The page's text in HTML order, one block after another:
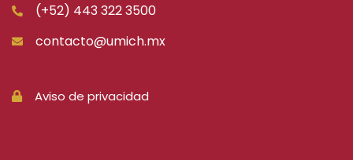
(+52) 443 322 3500
contacto@umich.mx
Aviso de privacidad